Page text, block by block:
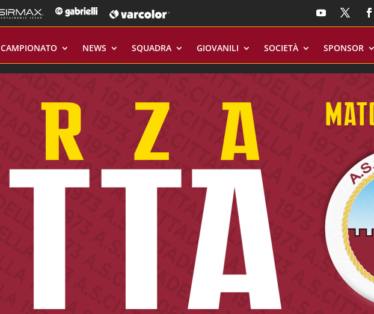
CAMPIONATO NEWS SQUADRA GIOVANILI SOCIETÀ SPONSOR